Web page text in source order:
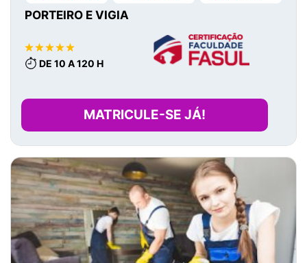
PORTEIRO E VIGIA
DE 10 A 120 H
MATRICULE-SE JÁ!